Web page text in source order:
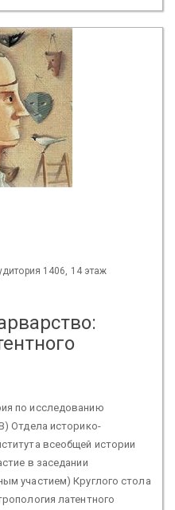
1406, 14 этаж
по исследованию
Отдела историко-
всеобщей истории
в заседании
участием) Круглого стола
латентного